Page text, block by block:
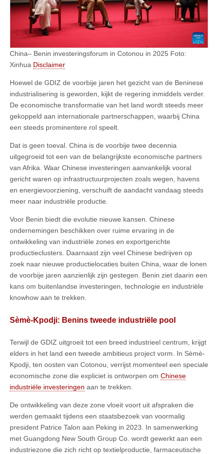
China– Benin investeringsforum in Cotonou in 2025 Foto:
Xinhua Disclaimer
Hoewel de GDIZ de voorbije jaren het gezicht van de Beninese
industrialisering is geworden, kijkt de regering inmiddels verder.
De economische transformatie van het land wordt steeds meer
gekoppeld aan internationale partnerschappen, waarbij China
een steeds prominentere rol speelt.
Dat is geen toeval. China is de voorbije twee decennia
uitgegroeid tot een van de belangrijkste economische partners
van Afrika. Waar Chinese investeringen aanvankelijk vooral
gericht waren op infrastructuurprojecten zoals wegen, havens
en energievoorziening, verschuift de aandacht vandaag steeds
meer naar industriële productie.
Voor Benin biedt die evolutie nieuwe kansen. Chinese
ondernemingen beschikken over ruime ervaring in de
ontwikkeling van industriële zones en exportgerichte
productieclusters. Daarnaast zijn veel Chinese bedrijven op
zoek naar nieuwe productielocaties buiten China, waar de lonen
de voorbije jaren aanzienlijk zijn gestegen. Benin ziet daarin een
kans om buitenlandse investeringen, technologie en industriële
knowhow aan te trekken.
Sèmè-Kpodji: Benins tweede industriële pool
Terwijl de GDIZ uitgroeit tot een breed industrieel centrum, krijgt
elders in het land een tweede ambitieus project vorm. In Sèmè-
Kpodji, ten oosten van Cotonou, verrijst momenteel een speciale
economische zone die expliciet is ontworpen om Chinese
industriële investeringen aan te trekken.
De ontwikkeling van deze zone vloeit voort uit afspraken die
werden gemaakt tijdens een staatsbezoek van voormalig
president Patrice Talon aan Peking in 2023. In samenwerking
met Guangdong New South Group Co. wordt gewerkt aan een
industriezone die zich richt op textielproductie, farmaceutische